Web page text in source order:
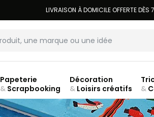
LIVRAISON À DOMICILE OFFERTE DÈS
Papeterie
&Scrapbooking
Décoration
&Loisirs créatifs
&